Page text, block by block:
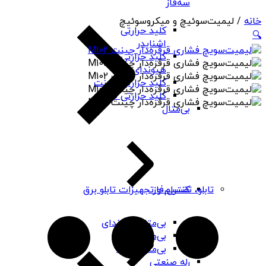
کلید حرارتی
اشنایدر
کلید حرارتی
هیوندای
کلید حرارتی چینت
کلید حرارتی PNS
بی‌متال
بی‌متال هیوندای
بی‌متال چینت
بی‌متال PNS
رله صنعتی
سه‌فاز
کنترل فاز
تابلو، تقسیم و تجهیزات تابلو برق
خانه / لیمیت‌سوئیچ و میکروسوئیچ
🔍